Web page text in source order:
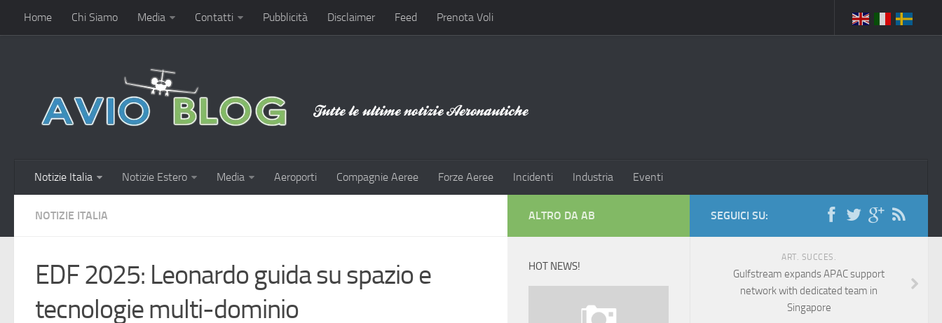
Home Chi Siamo Media Contatti Pubblicità Disclaimer Feed Prenota Voli
Notizie Italia Notizie Estero Media Aeroporti Compagnie Aeree Forze Aeree Incidenti Industria Eventi
NOTIZIE ITALIA
EDF 2025: Leonardo guida su spazio e
tecnologie multi-dominio
SEGUICI SU:
ART. SUCCES.
Gulfstream expands APAC support
network with dedicated team in
Singapore
ALTRO DA AB
HOT NEWS!